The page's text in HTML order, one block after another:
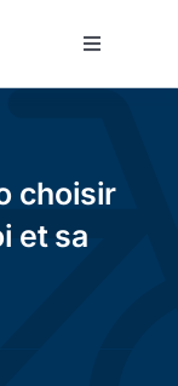
Toggle
choisir
et sa